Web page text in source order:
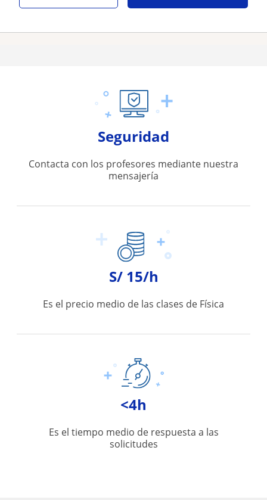
Seguridad
Contacta con los profesores mediante nuestra
mensajería
S/ 15/h
Es el precio medio de las clases de Física
<4h
Es el tiempo medio de respuesta a las
solicitudes